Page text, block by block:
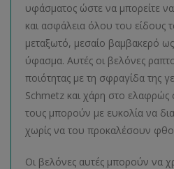
υφάσματος ώστε να μπορείτε
και ασφάλεια όλου του είδους
μεταξωτό, μεσαίο βαμβακερό
ύφασμα. Αυτές οι βελόνες
ποιότητας με τη σφραγίδα της
Schmetz και χάρη στο ελαφρώς
τους μπορούν με ευκολία να
χωρίς να του προκαλέσουν
Οι βελόνες αυτές μπορούν να